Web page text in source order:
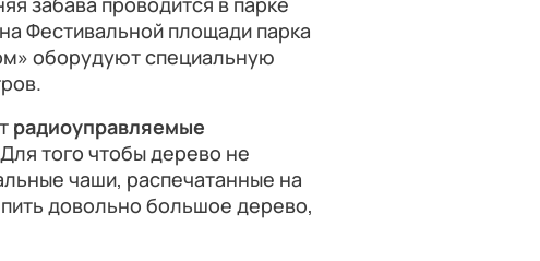
Фестивальной площади парка
оборудуют специальную
радиоуправляемые
того чтобы дерево не
чаши, распечатанные на
довольно большое дерево,